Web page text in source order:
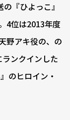
『ひよっこ』
4位は2013年度
野アキ役の、の
ンクインした
のヒロイン・